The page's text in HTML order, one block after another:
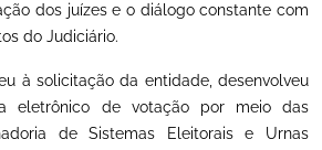
dos juízes e o diálogo constante com
do Judiciário.
à solicitação da entidade, desenvolveu
eletrônico de votação por meio das
de Sistemas Eleitorais e Urnas